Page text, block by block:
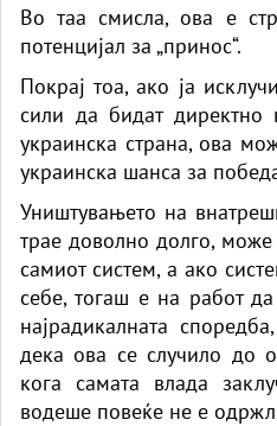
Во таа смисла, ова е
потенцијал за „принос“.
Покрај тоа, ако ја
сили да бидат директно
украинска страна, ова
украинска шанса за
Уништувањето на
трае доволно долго,
самиот систем, а ако
себе, тогаш е на работ
најрадикалната
дека ова се случило до
кога самата влада
водеше повеќе не е